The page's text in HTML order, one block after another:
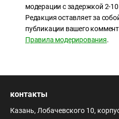
модерации с задержкой 2-
Редакция оставляет за
публикации вашего
Правила модерирования.
контакты
Казань, Лобачевского 10,